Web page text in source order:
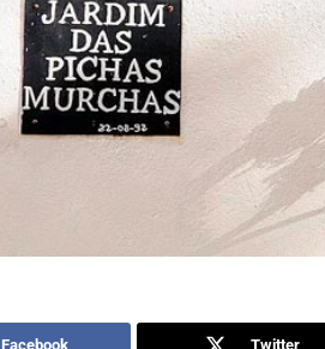
Facebook Twitter